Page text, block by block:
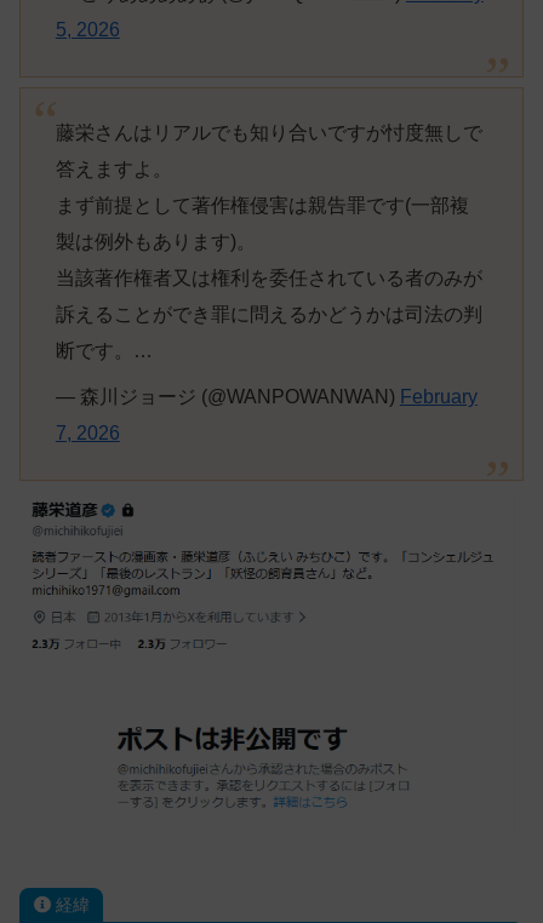
5, 2026
藤栄さんはリアルでも知り合いですが忖度無しで
答えますよ。
まず前提として著作権侵害は親告罪です(一部複
製は例外もあります)。
当該著作権者又は権利を委任されている者のみが
訴えることができ罪に問えるかどうかは司法の判
断です。…
— 森川ジョージ (@WANPOWANWAN) February
7, 2026
経緯